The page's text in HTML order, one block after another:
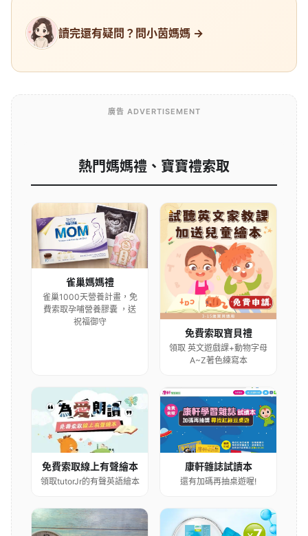
讀完還有疑問？問小茵媽媽 →
廣告 ADVERTISEMENT
熱門媽媽禮、寶寶禮索取
雀巢媽媽禮
雀巢1000天營養計畫，免
費索取孕哺營養膠囊 ，送
祝福御守
免費索取寶貝禮
領取 英文遊戲課+動物字母
A~Z著色練寫本
免費索取線上有聲繪本
領取tutorJr的有聲英語繪本
康軒雜誌試讀本
還有加碼再抽桌遊喔!